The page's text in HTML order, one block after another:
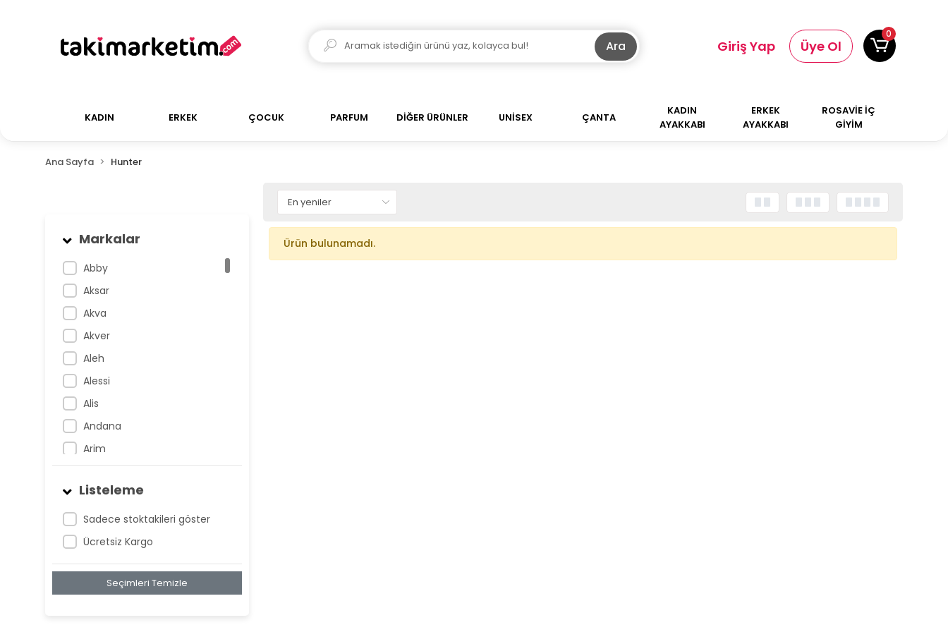
Ara Giriş Yap Üye Ol
0
KADIN ERKEK ÇOCUK PARFUM DİĞER ÜRÜNLER UNİSEX ÇANTA
KADIN
AYAKKABI
ERKEK
AYAKKABI
ROSAVİE İÇ
GİYİM
Ana Sayfa Hunter
Markalar
Abby
Aksar
Akva
Akver
Aleh
Alessi
Alis
Andana
Arim
Atnis
Belan
Belay
Birta
Listeleme
Sadece stoktakileri göster
Ücretsiz Kargo
Seçimleri Temizle
Ürün bulunamadı.